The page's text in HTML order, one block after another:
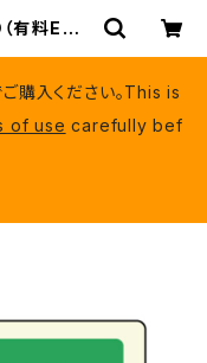
有料EPS
購入ください。This is
of use carefully bef